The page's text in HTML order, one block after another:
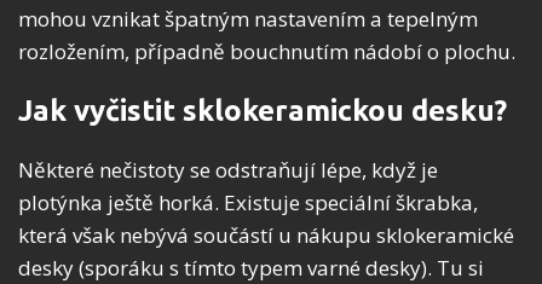
mohou vznikat špatným nastavením a tepelným
rozložením, případně bouchnutím nádobí o plochu.
Jak vyčistit sklokeramickou desku?
Některé nečistoty se odstraňují lépe, když je
plotýnka ještě horká. Existuje speciální škrabka,
která však nebývá součástí u nákupu sklokeramické
desky (sporáku s tímto typem varné desky). Tu si